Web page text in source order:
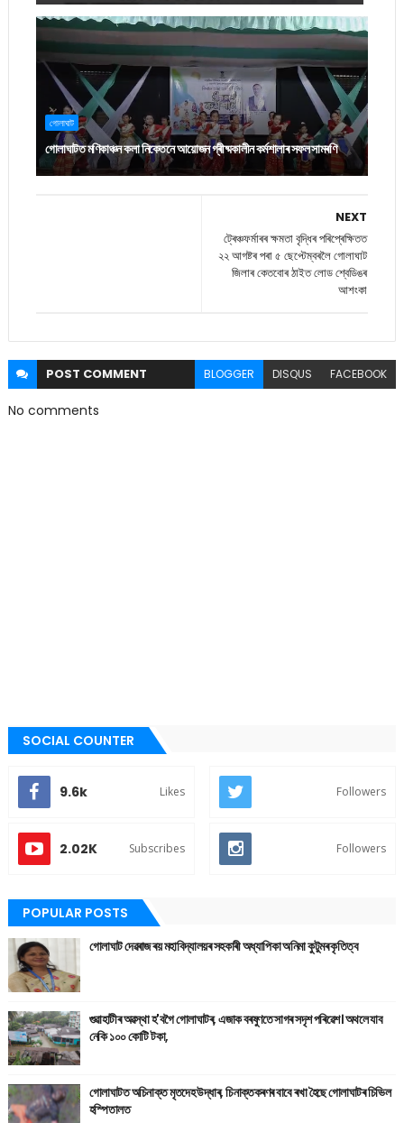
গোলাঘাট
গোলাঘাটত মণিকাঞ্চন কলা নিকেতনে আয়োজন গ্ৰীষ্মকালীন কৰ্মশালাৰ সফল সামৰণি
NEXT
ট্ৰেঞ্চফৰ্মাৰৰ ক্ষমতা বৃদ্ধিৰ পৰিপ্ৰেক্ষিতত
২২ আগষ্টৰ পৰা ৫ ছেপ্টেম্বৰলৈ গোলাঘাট
জিলাৰ কেতবোৰ ঠাইত লোড শ্বেডিঙৰ
আশংকা
POST COMMENT BLOGGER DISQUS FACEBOOK
No comments
SOCIAL COUNTER
9.6k Likes Followers
2.02K Subscribes Followers
POPULAR POSTS
গোলাঘাট দেৱৰাজ ৰয় মহাবিদ্যালয়ৰ সহকাৰী অধ্যাপিকা অনিমা কুটুমৰ কৃতিত্ব
গুৱাহাটীৰ অৱস্থা হ'বগৈ গোলাঘাটৰ, এজাক বৰষুণতে সাগৰ সদৃশ পৰিৱেশ। অথলে যাব
নেকি ১০০ কোটি টকা,
গোলাঘাটত অচিনাক্ত মৃতদেহ উদ্ধাৰ, চিনাক্তকৰণৰ বাবে ৰখা হৈছে গোলাঘাটৰ চিভিল
হস্পিতালত